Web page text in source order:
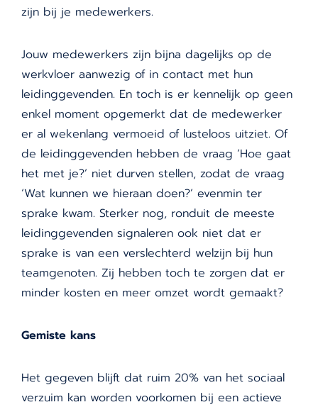
zijn bij je medewerkers.
Jouw medewerkers zijn bijna dagelijks op de
werkvloer aanwezig of in contact met hun
leidinggevenden. En toch is er kennelijk op geen
enkel moment opgemerkt dat de medewerker
er al wekenlang vermoeid of lusteloos uitziet. Of
de leidinggevenden hebben de vraag ‘Hoe gaat
het met je?’ niet durven stellen, zodat de vraag
‘Wat kunnen we hieraan doen?’ evenmin ter
sprake kwam. Sterker nog, ronduit de meeste
leidinggevenden signaleren ook niet dat er
sprake is van een verslechterd welzijn bij hun
teamgenoten. Zij hebben toch te zorgen dat er
minder kosten en meer omzet wordt gemaakt?
Gemiste kans
Het gegeven blijft dat ruim 20% van het sociaal
verzuim kan worden voorkomen bij een actieve